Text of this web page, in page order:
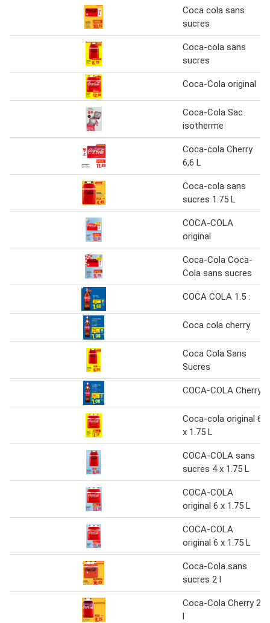
Coca cola sans
sucres
Coca-cola sans
sucres
Coca-Cola original
Coca-Cola Sac
isotherme
Coca-cola Cherry
6,6 L
Coca-cola sans
sucres 1.75 L
COCA-COLA
original
Coca-Cola Coca-
Cola sans sucres
COCA COLA 1.5 :
Coca cola cherry
Coca Cola Sans
Sucres
COCA-COLA Cherry
Coca-cola original 6
x 1.75 L
COCA-COLA sans
sucres 4 x 1.75 L
COCA-COLA
original 6 x 1.75 L
COCA-COLA
original 6 x 1.75 L
Coca-Cola sans
sucres 2 l
Coca-Cola Cherry 2
l